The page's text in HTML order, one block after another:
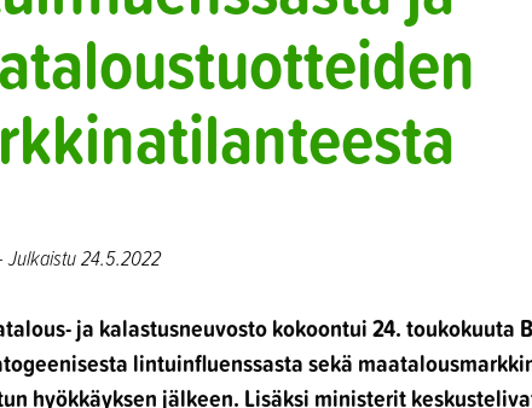
Julkaistu 24.5.2022
ja kalastusneuvosto kokoontui 24.
lintuinfluenssasta sekä
hyökkäyksen jälkeen. Lisäksi ministerit